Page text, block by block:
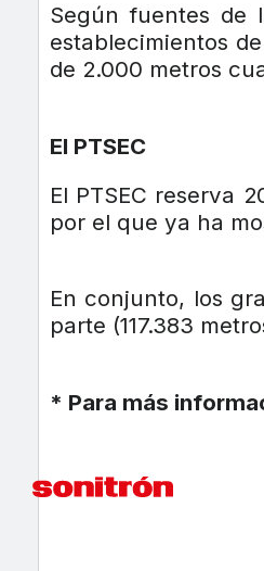
Según fuentes de
establecimientos
de 2.000 metros
El PTSEC
El PTSEC reserva
por el que ya ha
En conjunto, los
parte (117.383
* Para más